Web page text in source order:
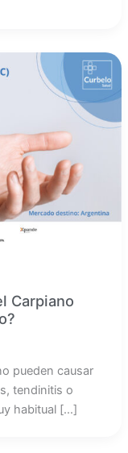
Carpiano
pueden causar
tendinitis o
habitual […]